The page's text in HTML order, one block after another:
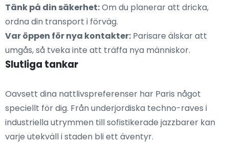
Tänk på din säkerhet:Om du planerar att dricka,
ordna din transport i förväg.
Var öppen för nya kontakter: Parisare älskar att
umgås, så tveka inte att träffa nya människor.
Slutliga tankar
Oavsett dina nattlivspreferenser har Paris något
speciellt för dig. Från underjordiska techno-raves i
industriella utrymmen till sofistikerade jazzbarer kan
varje utekväll i staden bli ett äventyr.